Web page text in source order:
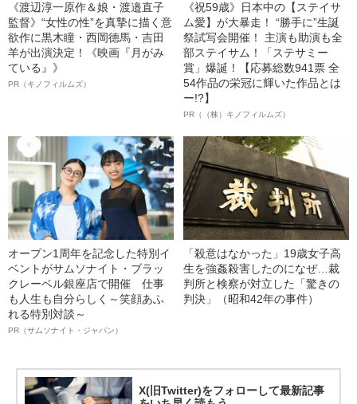
《渡辺淳一原作＆娘・渡邉直子
監督》“女性の性”を真摯に描く意
欲作に黒木瞳・西岡德馬・吉田
羊が出演決定！《映画『月がみ
ている』》
PR（キノフィルムズ）
《祝59歳》日本中の【ステイサ
ム愛】が大暴走！ “勝手に”生誕
祭試写会開催！ 主演も助演も全
部ステイサム！「ステサミー
賞」爆誕！【応募総数941票 全
54作品の栄冠に輝いた作品とは
ー!?】
PR（（株）キノフィルムズ）
オープン1周年を記念した特別イ
ベントがサムソナイト・ブラッ
クレーベル銀座店で開催 仕事
も人生も自分らしく～笑顔あふ
れる特別対談～
PR（サムソナイト・ジャパン）
「殺意はなかった」19歳女子高
生を強姦殺害したのになぜ…裁
判所と検察が対立した「驚きの
判決」（昭和42年の事件）
X(旧Twitter)をフォローして最新記事